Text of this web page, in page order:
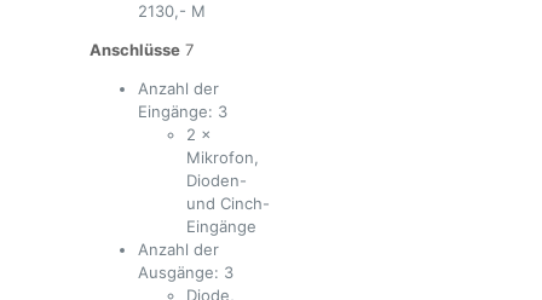
2130,- M
Anschlüsse 7
Anzahl der
Eingänge: 3
2 ×
Mikrofon,
Dioden-
und Cinch-
Eingänge
Anzahl der
Ausgänge: 3
Diode,